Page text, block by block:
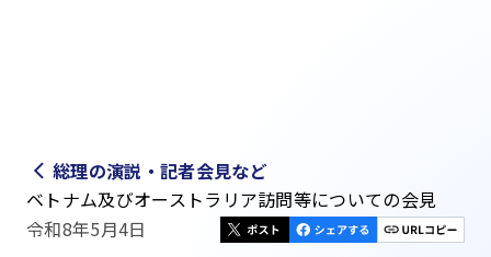
総理の演説・記者会見など
ベトナム及びオーストラリア訪問等についての会見
令和8年5月4日